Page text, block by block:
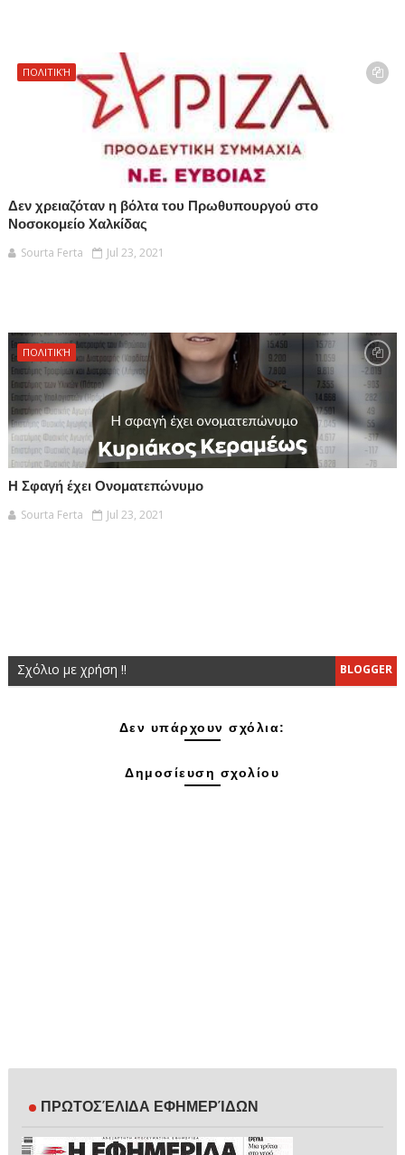
ΠΟΛΙΤΙΚΉ
Δεν χρειαζόταν η βόλτα του Πρωθυπουργού στο
Νοσοκομείο Χαλκίδας
Sourta Ferta
Jul 23, 2021
ΠΟΛΙΤΙΚΉ
Η Σφαγή έχει Ονοματεπώνυμο
Sourta Ferta
Jul 23, 2021
BLOGGER
Σχόλιο με χρήση !!
Δεν υπάρχουν σχόλια:
Δημοσίευση σχολίου
ΠΡΩΤΟΣΈΛΙΔΑ ΕΦΗΜΕΡΊΔΩΝ